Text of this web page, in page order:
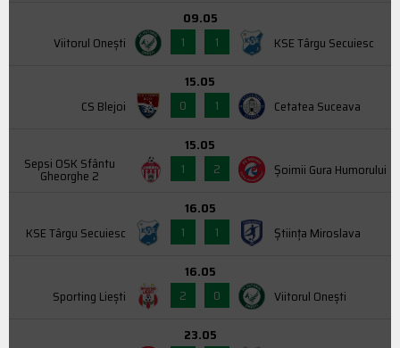
Viitorul Onești
09.05
1
1 KSE Târgu Secuiesc
CS Blejoi
15.05
0
1 Cetatea Suceava
Sepsi OSK Sfântu
Gheorghe 2
15.05
1
2 Şoimii Gura Humorului
KSE Târgu Secuiesc
16.05
1
1 Știința Miroslava
Sporting Liești
16.05
2
0 Viitorul Onești
23.05